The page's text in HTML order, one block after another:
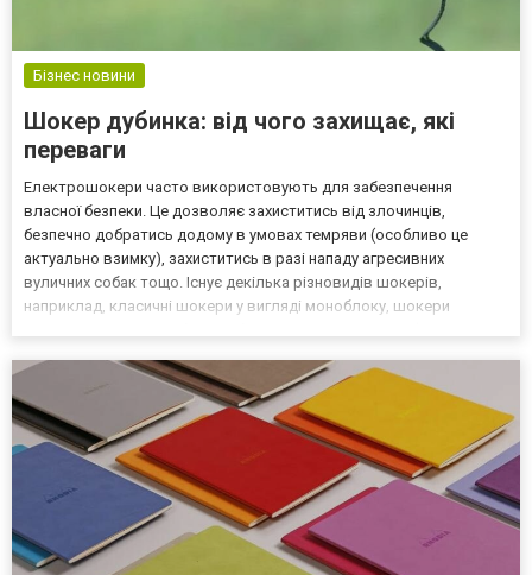
Бізнес новини
Шокер дубинка: від чого захищає, які
переваги
Електрошокери часто використовують для забезпечення
власної безпеки. Це дозволяє захиститись від злочинців,
безпечно добратись додому в умовах темряви (особливо це
актуально взимку), захиститись в разі нападу агресивних
вуличних собак тощо. Існує декілька різновидів шокерів,
наприклад, класичні шокери у вигляді моноблоку, шокери